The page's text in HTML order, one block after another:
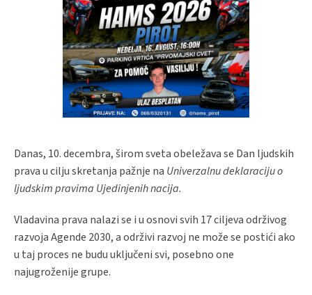
Danas, 10. decembra, širom sveta obeležava se Dan ljudskih
prava u cilju skretanja pažnje na Univerzalnu deklaraciju o
ljudskim pravima Ujedinjenih nacija.
Vladavina prava nalazi se i u osnovi svih 17 ciljeva održivog
razvoja Agende 2030, a održivi razvoj ne može se postići ako
u taj proces ne budu uključeni svi, posebno one
najugroženije grupe.